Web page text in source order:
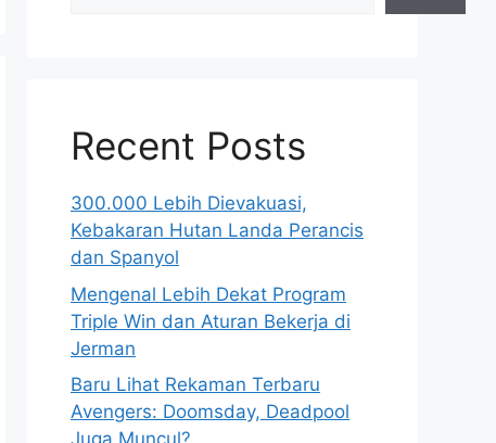
Recent Posts
300.000 Lebih Dievakuasi,
Kebakaran Hutan Landa Perancis
dan Spanyol
Mengenal Lebih Dekat Program
Triple Win dan Aturan Bekerja di
Jerman
Baru Lihat Rekaman Terbaru
Avengers: Doomsday, Deadpool
Juga Muncul?